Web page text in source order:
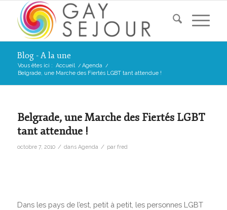
Blog - A la une
Vous êtes ici : Accueil / Agenda /
Belgrade, une Marche des Fiertés LGBT tant attendue !
Belgrade, une Marche des Fiertés LGBT
tant attendue !
octobre 7, 2010 / dans Agenda / par fred
Dans les pays de l’est, petit à petit, les personnes LGBT